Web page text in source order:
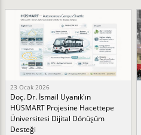
23 Ocak 2026
Doç. Dr. İsmail Uyanık'ın
HÜSMART Projesine Hacettepe
Üniversitesi Dijital Dönüşüm
Desteği